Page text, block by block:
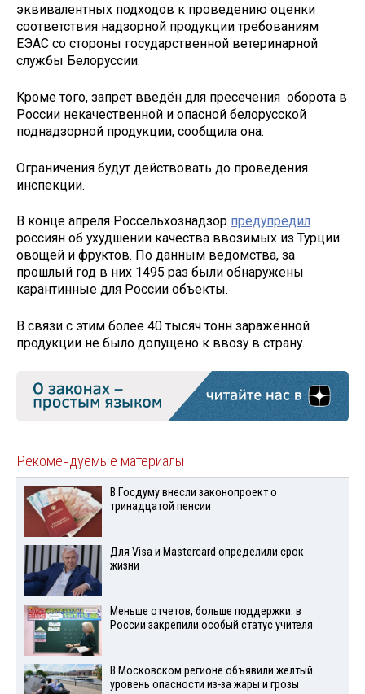
эквивалентных подходов к проведению оценки
соответствия надзорной продукции требованиям
ЕЭАС со стороны государственной ветеринарной
службы Белоруссии.
Кроме того, запрет введён для пресечения оборота в
России некачественной и опасной белорусской
поднадзорной продукции, сообщила она.
Ограничения будут действовать до проведения
инспекции.
В конце апреля Россельхознадзор предупредил
россиян об ухудшении качества ввозимых из Турции
овощей и фруктов. По данным ведомства, за
прошлый год в них 1495 раз были обнаружены
карантинные для России объекты.
В связи с этим более 40 тысяч тонн заражённой
продукции не было допущено к ввозу в страну.
Рекомендуемые материалы
В Госдуму внесли законопроект о
тринадцатой пенсии
Для Visа и Mastercard определили срок
жизни
Меньше отчетов, больше поддержки: в
России закрепили особый статус учителя
В Московском регионе объявили желтый
уровень опасности из-за жары и грозы